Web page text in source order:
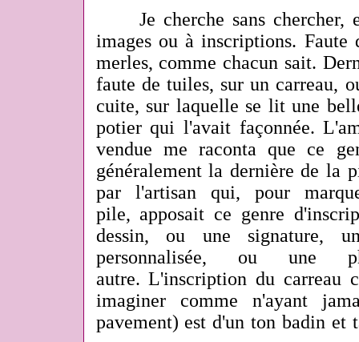
Je cherche sans chercher,
images ou à inscriptions. Faute
merles, comme chacun sait.
faute de tuiles, sur un carreau,
cuite, sur laquelle se lit une
potier qui l'avait façonnée.
vendue me raconta que ce
généralement la dernière de la
par l'artisan qui, pour
pile, apposait ce genre
dessin, ou une signature,
personnalisée, ou une
autre. L'inscription du carreau
imaginer comme n'ayant
pavement) est d'un ton badin et